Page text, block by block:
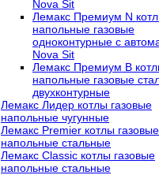
Nova Sit
Лемакс Премиум N
напольные газовые
одноконтурные c
Nova Sit
Лемакс Премиум B
напольные газовые
двухконтурные
Лемакс Лидер котлы газовые
напольные чугунные
Лемакс Premier котлы газовые
напольные стальные
Лемакс Classic котлы газовые
напольные стальные